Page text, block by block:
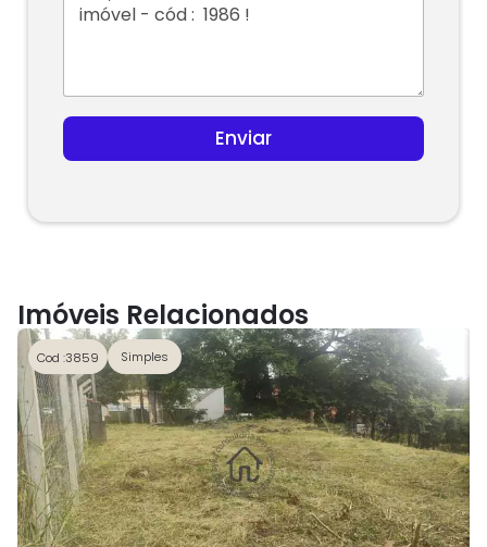
e
l
c
d
Enviar
Imóveis Relacionados
Cod :3859 Simples